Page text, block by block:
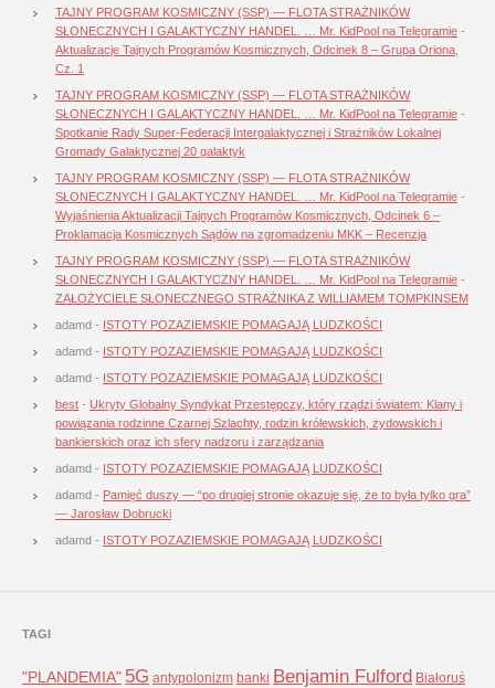
TAJNY PROGRAM KOSMICZNY (SSP) — FLOTA STRAŻNIKÓW
SŁONECZNYCH I GALAKTYCZNY HANDEL. … Mr. KidPool na Telegramie -
Aktualizacje Tajnych Programów Kosmicznych, Odcinek 8 – Grupa Oriona,
Cz. 1
TAJNY PROGRAM KOSMICZNY (SSP) — FLOTA STRAŻNIKÓW
SŁONECZNYCH I GALAKTYCZNY HANDEL. … Mr. KidPool na Telegramie -
Spotkanie Rady Super-Federacji Intergalaktycznej i Strażników Lokalnej
Gromady Galaktycznej 20 galaktyk
TAJNY PROGRAM KOSMICZNY (SSP) — FLOTA STRAŻNIKÓW
SŁONECZNYCH I GALAKTYCZNY HANDEL. … Mr. KidPool na Telegramie -
Wyjaśnienia Aktualizacji Tajnych Programów Kosmicznych, Odcinek 6 –
Proklamacja Kosmicznych Sądów na zgromadzeniu MKK – Recenzja
TAJNY PROGRAM KOSMICZNY (SSP) — FLOTA STRAŻNIKÓW
SŁONECZNYCH I GALAKTYCZNY HANDEL. … Mr. KidPool na Telegramie -
ZAŁOŻYCIELE SŁONECZNEGO STRAŻNIKA Z WILLIAMEM TOMPKINSEM
adamd - ISTOTY POZAZIEMSKIE POMAGAJĄ LUDZKOŚCI
adamd - ISTOTY POZAZIEMSKIE POMAGAJĄ LUDZKOŚCI
adamd - ISTOTY POZAZIEMSKIE POMAGAJĄ LUDZKOŚCI
best - Ukryty Globalny Syndykat Przestępczy, który rządzi światem: Klany i
powiązania rodzinne Czarnej Szlachty, rodzin królewskich, żydowskich i
bankierskich oraz ich sfery nadzoru i zarządzania
adamd - ISTOTY POZAZIEMSKIE POMAGAJĄ LUDZKOŚCI
adamd - Pamięć duszy — “po drugiej stronie okazuje się, że to była tylko gra”
— Jarosław Dobrucki
adamd - ISTOTY POZAZIEMSKIE POMAGAJĄ LUDZKOŚCI
TAGI
"PLANDEMIA" 5G antypolonizm banki Benjamin Fulford Białoruś